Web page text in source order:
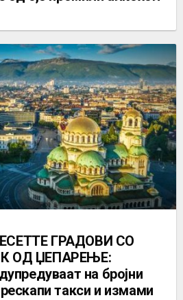
ГРАДОВИ СО
ОД ЏЕПАРЕЊЕ:
на бројни
такси и измами